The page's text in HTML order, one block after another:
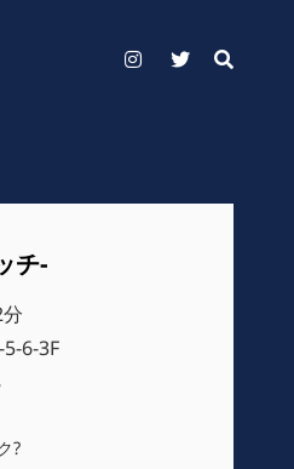
Instagram
Twitter
チ-
6-3F
?